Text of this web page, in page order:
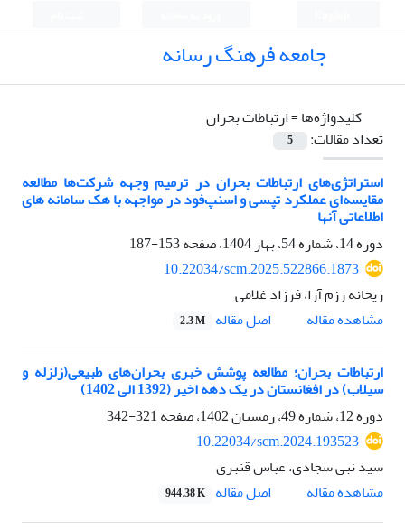
جامعه فرهنگ رسانه
کلیدواژه‌ها =ارتباطات بحران
تعداد مقالات:
5
استراتژی‌های ارتباطات بحران در ترمیم وجهه شرکت‌ها مطالعه
مقایسه‌ای عملکرد تپسی و اسنپ‌فود در مواجهه با هک سامانه های
اطلاعاتی آنها
دوره 14، شماره 54، بهار 1404، صفحه
153-187
10.22034/scm.2025.522866.1873
ریحانه رزم آرا، فرزاد غلامی
مشاهده مقاله
اصل مقاله 2.3 M
ارتباطات بحران؛ مطالعه پوشش خبری بحران‌های طبیعی(زلزله و
سیلاب) در افغانستان در یک دهه اخیر (1392 الی 1402)
دوره 12، شماره 49، زمستان 1402، صفحه
321-342
10.22034/scm.2024.193523
سید نبی سجادی، عباس قنبری
مشاهده مقاله
اصل مقاله 944.38 K